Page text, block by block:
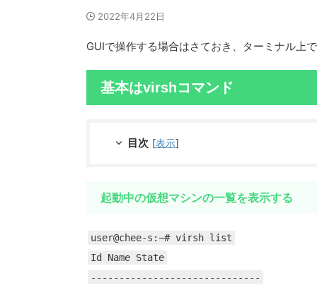
2022年4月22日
GUIで操作する場合はさておき、ターミナル上
基本はvirshコマンド
目次 [表示]
起動中の仮想マシンの一覧を表示する
user@chee-s:~# virsh list
Id Name State
------------------------------